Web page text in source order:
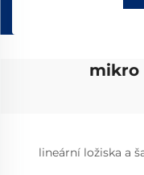
mikro
lineární ložiska a